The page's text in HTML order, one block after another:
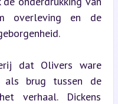
overleving en de
dat Olivers ware
als brug tussen de
verhaal. Dickens